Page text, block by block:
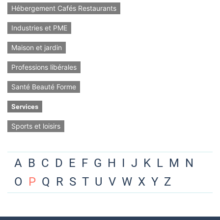
Hébergement Cafés Restaurants
Industries et PME
Maison et jardin
Professions libérales
Santé Beauté Forme
Services
Sports et loisirs
A B C D E F G H I J K L M N
O P Q R S T U V W X Y Z